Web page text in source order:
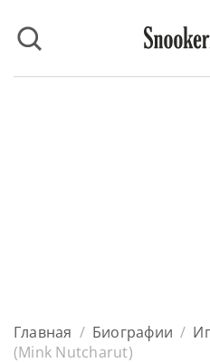
Главная / Биографии /
(Mink Nutcharut)